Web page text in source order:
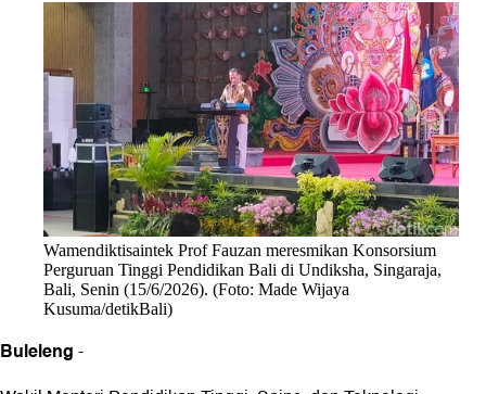
Wamendiktisaintek Prof Fauzan meresmikan Konsorsium
Perguruan Tinggi Pendidikan Bali di Undiksha, Singaraja,
Bali, Senin (15/6/2026). (Foto: Made Wijaya
Kusuma/detikBali)
Buleleng-